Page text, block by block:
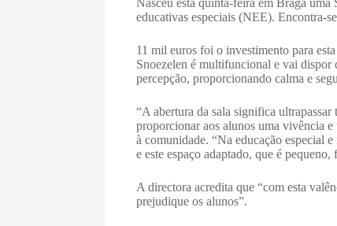
educativas especiais (NEE). Encontra-
11 mil euros foi o investimento para
Snoezelen é multifuncional e vai dispor
percepção, proporcionando calma e
“A abertura da sala significa
proporcionar aos alunos uma vivência e
à comunidade. “Na educação especial
e este espaço adaptado, que é
A directora acredita que “com esta
prejudique os alunos”.